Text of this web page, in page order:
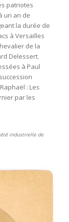
patriotes
un an de
la durée de
à Versailles
de la
Delessert.
à Paul
: Les
par les
industrielle de